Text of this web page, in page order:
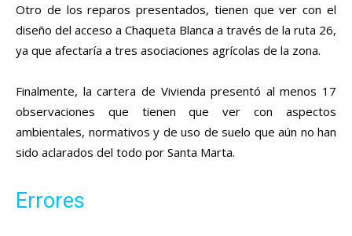
Otro de los reparos presentados, tienen que ver con el
diseño del acceso a Chaqueta Blanca a través de la ruta 26,
ya que afectaría a tres asociaciones agrícolas de la zona.
Finalmente, la cartera de Vivienda presentó al menos 17
observaciones que tienen que ver con aspectos
ambientales, normativos y de uso de suelo que aún no han
sido aclarados del todo por Santa Marta.
Errores